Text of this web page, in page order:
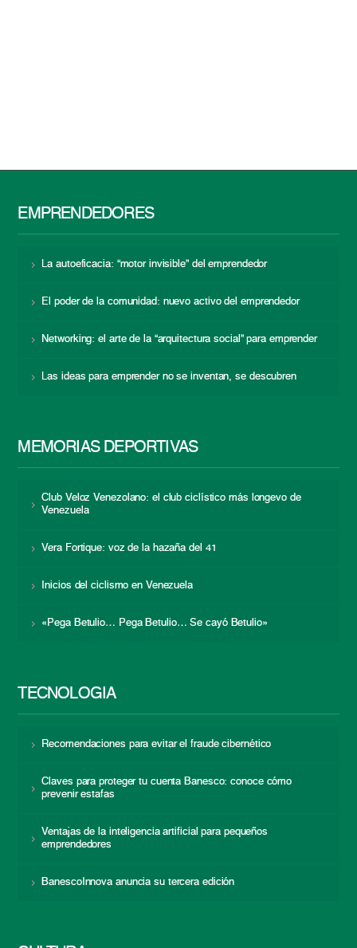
EMPRENDEDORES
La autoeficacia: “motor invisible” del emprendedor
El poder de la comunidad: nuevo activo del emprendedor
Networking: el arte de la “arquitectura social” para emprender
Las ideas para emprender no se inventan, se descubren
MEMORIAS DEPORTIVAS
Club Veloz Venezolano: el club ciclístico más longevo de
Venezuela
Vera Fortique: voz de la hazaña del 41
Inicios del ciclismo en Venezuela
«Pega Betulio… Pega Betulio… Se cayó Betulio»
TECNOLOGÍA
Recomendaciones para evitar el fraude cibernético
Claves para proteger tu cuenta Banesco: conoce cómo
prevenir estafas
Ventajas de la inteligencia artificial para pequeños
emprendedores
BanescoInnova anuncia su tercera edición